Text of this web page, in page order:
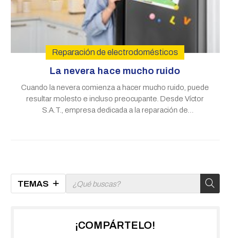
TEMAS
La nevera hace mucho ruido
Reparación de electrodomésticos
Cuando la nevera comienza a hacer mucho ruido, puede
resultar molesto e incluso preocupante. Desde Víctor
S.A.T., empresa dedicada a la reparación de
¡COMPÁRTELO!